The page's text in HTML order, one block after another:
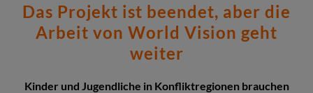
Das Projekt ist beendet, aber die
Arbeit von World Vision geht
weiter
Kinder und Jugendliche in Konfliktregionen brauchen